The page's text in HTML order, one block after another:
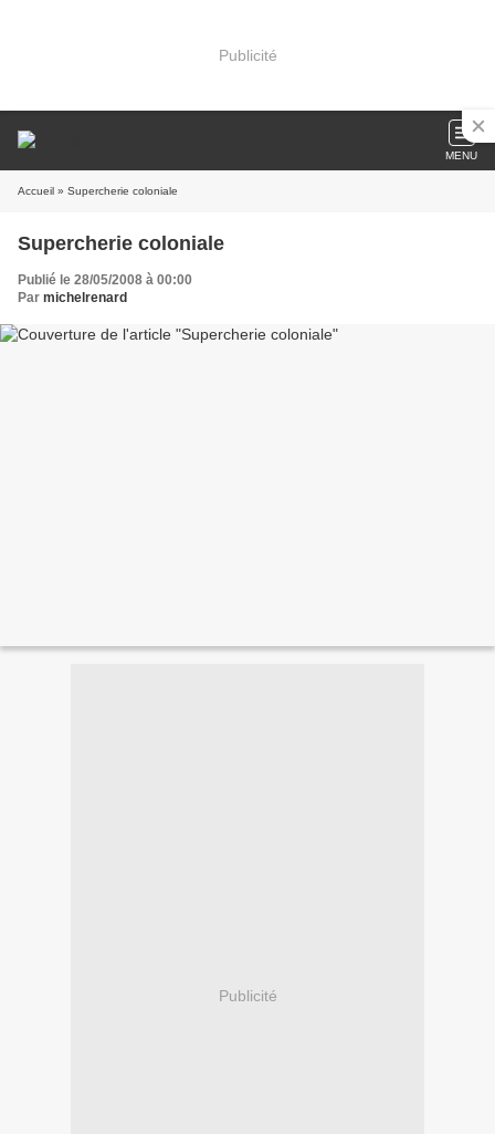
Publicité
MENU
Accueil » Supercherie coloniale
Supercherie coloniale
Publié le 28/05/2008 à 00:00
Par michelrenard
Publicité